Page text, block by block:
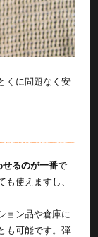
くに問題なく安
せるのが一番で
も使えますし、
ョン品や倉庫に
も可能です。弾